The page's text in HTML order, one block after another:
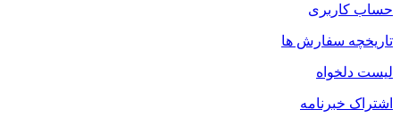
حساب کاربری
تاریخچه سفارش ها
لیست دلخواه
اشتراک خبرنامه